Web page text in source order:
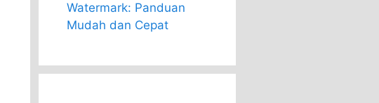
Watermark: Panduan
Mudah dan Cepat